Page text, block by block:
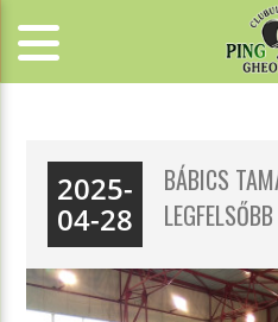
2025-
04-28
BÁBICS